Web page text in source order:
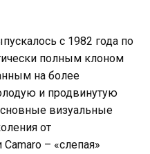
с 1982 года по
полным клоном
на более
и продвинутую
визуальные
от
– «слепая»